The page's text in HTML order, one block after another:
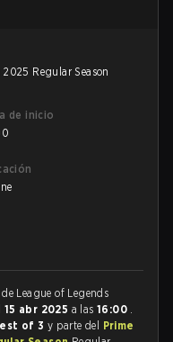
Regular Season
de inicio
League of Legends
15 abr 2025 a las16:00 .
of 3 y parte del Prime